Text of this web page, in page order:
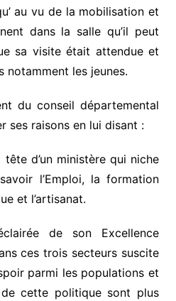
au vu de la mobilisation et
dans la salle qu’il peut
sa visite était attendue et
notamment les jeunes.
du conseil départemental
ses raisons en lui disant :
tête d’un ministère qui niche
l’Emploi, la formation
et l’artisanat.
de son Excellence
ces trois secteurs suscite
parmi les populations et
cette politique sont plus